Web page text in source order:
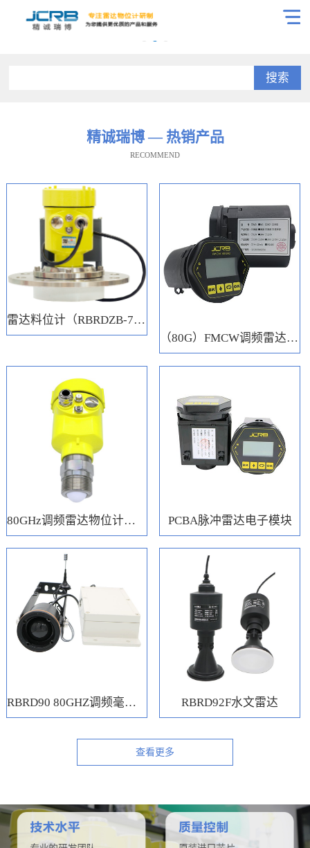
搜索
精诚瑞博 — 热销产品
RECOMMEND
雷达料位计（RBRDZB-71-6-C）
（80G）FMCW调频雷达电子模块
80GHz调频雷达物位计（RBRD71） PCBA脉冲雷达电子模块
RBRD90 80GHZ调频毫米波水位计 RBRD92F水文雷达
查看更多